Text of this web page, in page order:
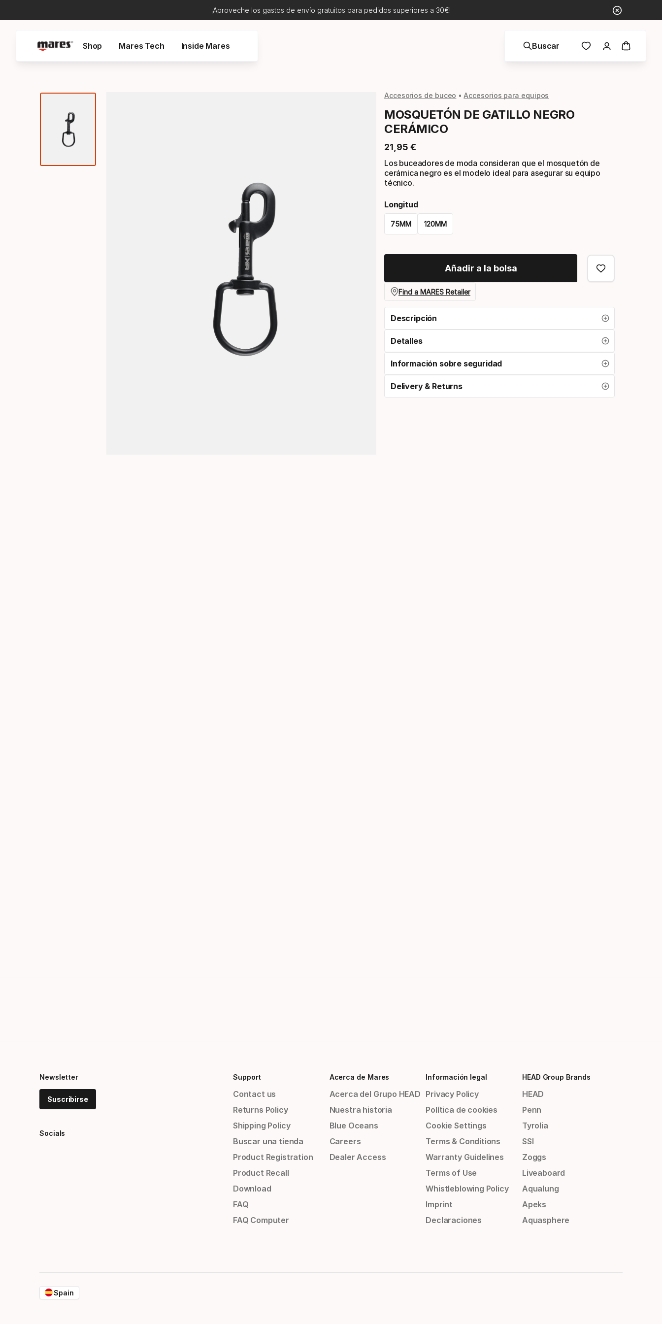
¡Aproveche los gastos de envío gratuitos para pedidos superiores a 30€!
Shop Mares Tech Inside Mares Buscar
Accesorios de buceo Accesorios para equipos
MOSQUETÓN DE GATILLO NEGRO
CERÁMICO
21 95 €
Precio final
Los buceadores de moda consideran que el mosquetón de
cerámica negro es el modelo ideal para asegurar su equipo
técnico.
Longitud
75MM 120MM
select
longitud
Añadir a la bolsa
Find a MARES Retailer
Descripción
Detalles
Información sobre seguridad
Delivery & Returns
Newsletter
Suscribirse
Socials
Support
Contact us
Returns Policy
Shipping Policy
Buscar una tienda
Product Registration
Product Recall
Download
FAQ
FAQ Computer
Acerca de Mares
Acerca del Grupo HEAD
Nuestra historia
Blue Oceans
Careers
Dealer Access
Información legal
Privacy Policy
Política de cookies
Cookie Settings
Terms & Conditions
Warranty Guidelines
Terms of Use
Whistleblowing Policy
Imprint
Declaraciones
HEAD Group Brands
HEAD
Penn
Tyrolia
SSI
Zoggs
Liveaboard
Aqualung
Apeks
Aquasphere
Spain